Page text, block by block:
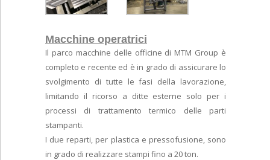
Macchine operatrici
Il parco macchine delle officine di MTM Group è
completo e recente ed è in grado di assicurare lo
svolgimento di tutte le fasi della lavorazione,
limitando il ricorso a ditte esterne solo per i
processi di trattamento termico delle parti
stampanti.
I due reparti, per plastica e pressofusione, sono
in grado di realizzare stampi fino a 20 ton.